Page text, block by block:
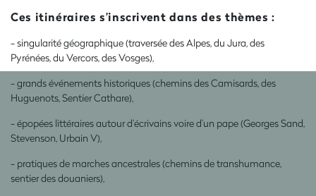
Ces itinéraires s’inscrivent dans des thèmes :
- singularité géographique (traversée des Alpes, du Jura, des
Pyrénées, du Vercors, des Vosges),
- grands événements historiques (chemins des Camisards, des
Huguenots, Sentier Cathare),
- épopées littéraires autour d’écrivains voire d’un pape (Georges Sand,
Stevenson, Urbain V),
- pratiques de marches ancestrales (chemins de transhumance,
sentier des douaniers),